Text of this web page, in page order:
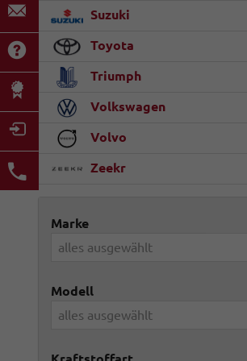
Suzuki
Toyota
Triumph
Volkswagen
Volvo
Zeekr
Marke
alles ausgewählt
Modell
alles ausgewählt